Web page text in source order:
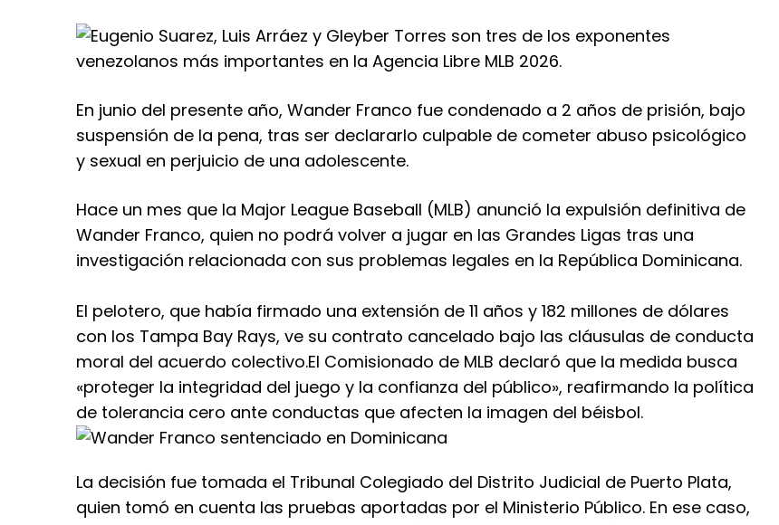
En junio del presente año, Wander Franco fue condenado a 2 años de prisión, bajo
suspensión de la pena, tras ser declararlo culpable de cometer abuso psicológico
y sexual en perjuicio de una adolescente.
Hace un mes que la Major League Baseball (MLB) anunció la expulsión definitiva de
Wander Franco, quien no podrá volver a jugar en las Grandes Ligas tras una
investigación relacionada con sus problemas legales en la República Dominicana.
El pelotero, que había firmado una extensión de 11 años y 182 millones de dólares
con los Tampa Bay Rays, ve su contrato cancelado bajo las cláusulas de conducta
moral del acuerdo colectivo.El Comisionado de MLB declaró que la medida busca
«proteger la integridad del juego y la confianza del público», reafirmando la política
de tolerancia cero ante conductas que afecten la imagen del béisbol.
La decisión fue tomada el Tribunal Colegiado del Distrito Judicial de Puerto Plata,
quien tomó en cuenta las pruebas aportadas por el Ministerio Público. En ese caso,